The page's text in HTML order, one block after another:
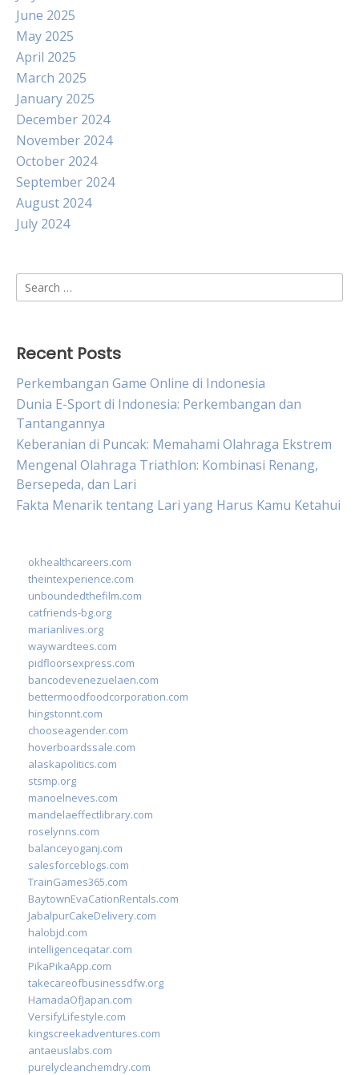
June 2025
May 2025
April 2025
March 2025
January 2025
December 2024
November 2024
October 2024
September 2024
August 2024
July 2024
Search
for:
Recent Posts
Perkembangan Game Online di Indonesia
Dunia E-Sport di Indonesia: Perkembangan dan
Tantangannya
Keberanian di Puncak: Memahami Olahraga Ekstrem
Mengenal Olahraga Triathlon: Kombinasi Renang,
Bersepeda, dan Lari
Fakta Menarik tentang Lari yang Harus Kamu Ketahui
okhealthcareers.com
theintexperience.com
unboundedthefilm.com
catfriends-bg.org
marianlives.org
waywardtees.com
pidfloorsexpress.com
bancodevenezuelaen.com
bettermoodfoodcorporation.com
hingstonnt.com
chooseagender.com
hoverboardssale.com
alaskapolitics.com
stsmp.org
manoelneves.com
mandelaeffectlibrary.com
roselynns.com
balanceyoganj.com
salesforceblogs.com
TrainGames365.com
BaytownEvaCationRentals.com
JabalpurCakeDelivery.com
halobjd.com
intelligenceqatar.com
PikaPikaApp.com
takecareofbusinessdfw.org
HamadaOfJapan.com
VersifyLifestyle.com
kingscreekadventures.com
antaeuslabs.com
purelycleanchemdry.com